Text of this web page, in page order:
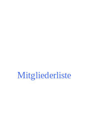
Mitgliederliste